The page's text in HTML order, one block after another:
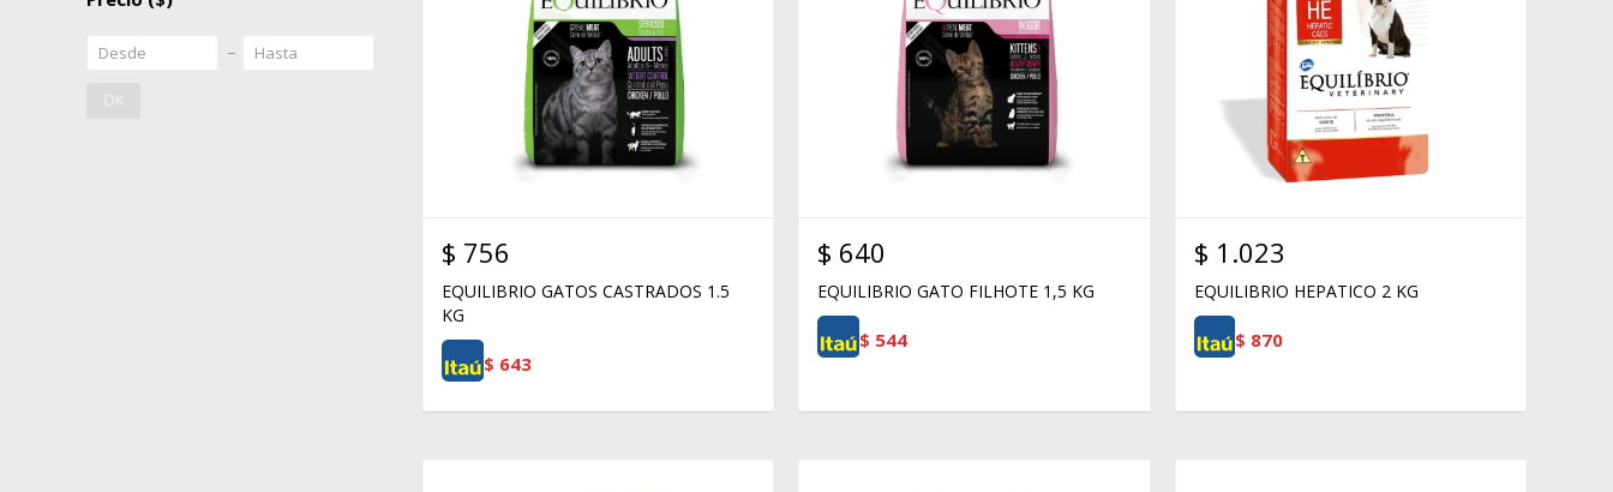
$ 756
EQUILIBRIO GATOS CASTRADOS 1.5
KG
$ 643
$ 640
EQUILIBRIO GATO FILHOTE 1,5 KG
$ 544
$ 1.023
EQUILIBRIO HEPATICO 2 KG
$ 870
OK